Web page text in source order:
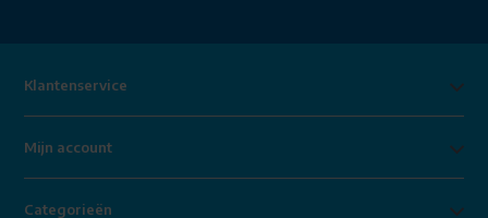
Klantenservice
Mijn account
Categorieën